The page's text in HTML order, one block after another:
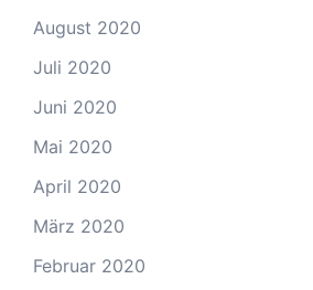
August 2020
Juli 2020
Juni 2020
Mai 2020
April 2020
März 2020
Februar 2020